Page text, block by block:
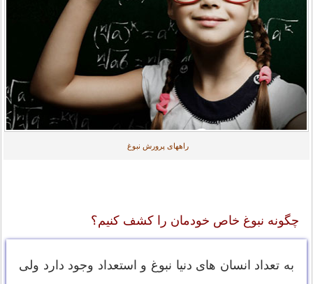
راههای پرورش نبوغ
چگونه نبوغ خاص خودمان را کشف کنیم؟
به تعداد انسان های دنیا نبوغ و استعداد وجود دارد ولی